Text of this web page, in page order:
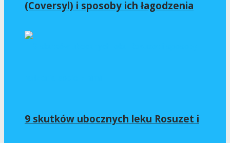
(Coversyl) i sposoby ich łagodzenia
9 skutków ubocznych leku Rosuzet i